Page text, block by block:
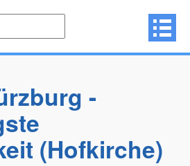
-
(Hofkirche)